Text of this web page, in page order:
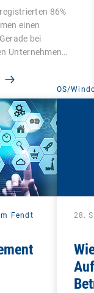
86%
einen
bei
Unternehmen…
Fendt
OS/
28.